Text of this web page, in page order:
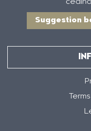
Suggestion